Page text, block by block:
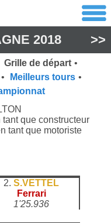
2018 >>
Grille de départ •
• Meilleurs tours •
que constructeur
tant que motoriste
2. S.VETTEL
Ferrari
1'25.936